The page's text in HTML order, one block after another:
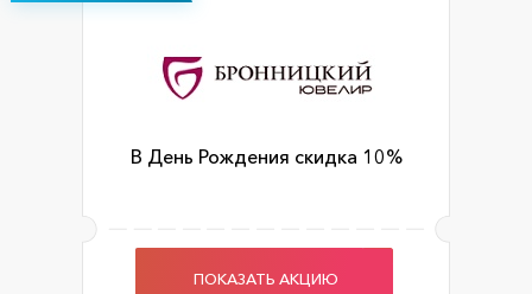
В День Рождения скидка 10%
ПОКАЗАТЬ АКЦИЮ